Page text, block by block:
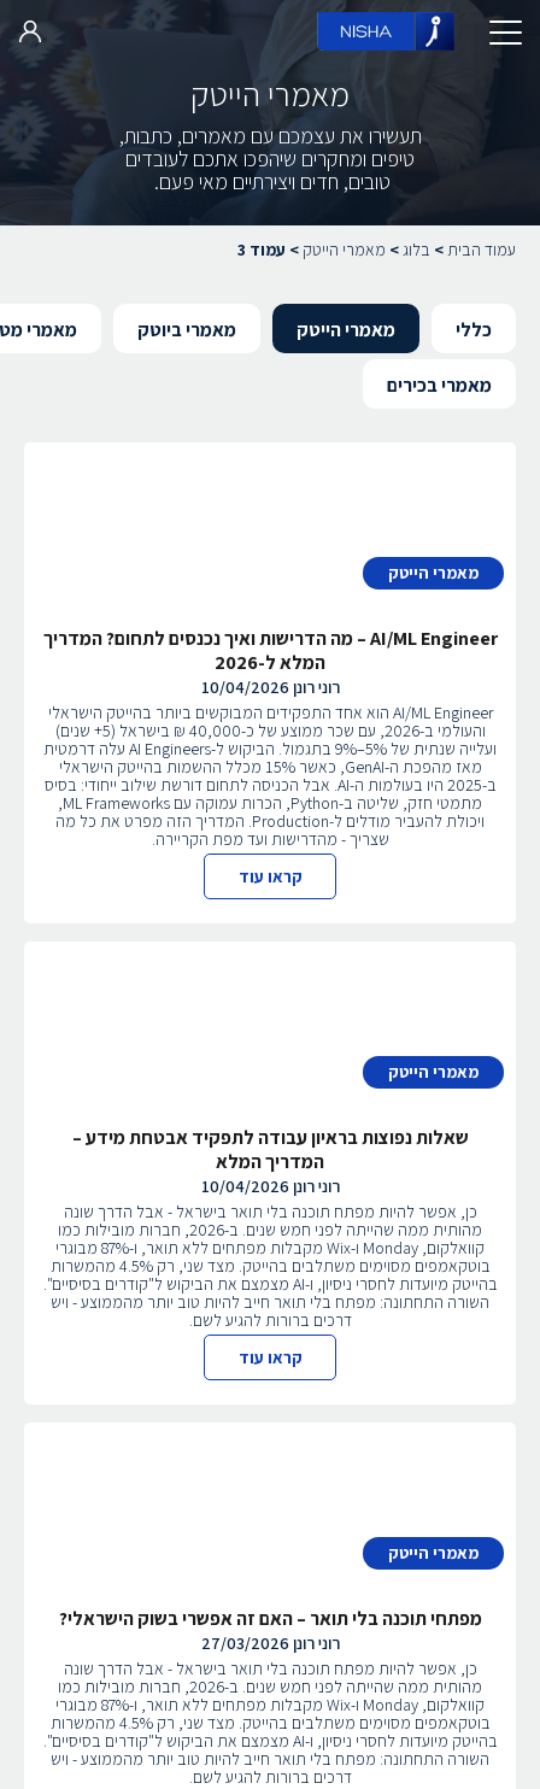
מאמרי הייטק
תעשירו את עצמכם עם מאמרים, כתבות,
טיפים ומחקרים שיהפכו אתכם לעובדים
טובים, חדים ויצירתיים מאי פעם.
עמוד הבית> בלוג> מאמרי הייטק > עמוד 3
כללי מאמרי הייטק מאמרי ביוטק מאמרי
מאמרי בכירים
מאמרי הייטק
AI/ML Engineer – מה הדרישות ואיך נכנסים לתחום? המדריך
המלא ל-2026
רוני רונן 10/04/2026
AI/ML Engineer הוא אחד התפקידים המבוקשים ביותר בהייטק הישראלי
והעולמי ב-2026, עם שכר ממוצע של כ-40,000 ₪ בישראל (5+ שנים)
ועלייה שנתית של 5%–9% בתגמול. הביקוש ל-AI Engineers עלה דרמטית
מאז מהפכת ה-GenAI, כאשר 15% מכלל ההשמות בהייטק הישראלי
ב-2025 היו בעולמות ה-AI. אבל הכניסה לתחום דורשת שילוב ייחודי: בסיס
מתמטי חזק, שליטה ב-Python, הכרות עמוקה עם ML Frameworks,
ויכולת להעביר מודלים ל-Production. המדריך הזה מפרט את כל מה
שצריך - מהדרישות ועד מפת הקריירה.
קראו עוד
מאמרי הייטק
שאלות נפוצות בראיון עבודה לתפקיד אבטחת מידע –
המדריך המלא
רוני רונן 10/04/2026
כן, אפשר להיות מפתח תוכנה בלי תואר בישראל - אבל הדרך שונה
מהותית ממה שהייתה לפני חמש שנים. ב-2026, חברות מובילות כמו
קוואלקום, Monday ו-Wix מקבלות מפתחים ללא תואר, ו-87% מבוגרי
בוטקאמפים מסוימים משתלבים בהייטק. מצד שני, רק 4.5% מהמשרות
בהייטק מיועדות לחסרי ניסיון, ו-AI מצמצם את הביקוש ל"קודרים בסיסיים".
השורה התחתונה: מפתח בלי תואר חייב להיות טוב יותר מהממוצע - ויש
דרכים ברורות להגיע לשם.
קראו עוד
מאמרי הייטק
מפתחי תוכנה בלי תואר – האם זה אפשרי בשוק הישראלי?
רוני רונן 27/03/2026
כן, אפשר להיות מפתח תוכנה בלי תואר בישראל - אבל הדרך שונה
מהותית ממה שהייתה לפני חמש שנים. ב-2026, חברות מובילות כמו
קוואלקום, Monday ו-Wix מקבלות מפתחים ללא תואר, ו-87% מבוגרי
בוטקאמפים מסוימים משתלבים בהייטק. מצד שני, רק 4.5% מהמשרות
בהייטק מיועדות לחסרי ניסיון, ו-AI מצמצם את הביקוש ל"קודרים בסיסיים".
השורה התחתונה: מפתח בלי תואר חייב להיות טוב יותר מהממוצע - ויש
דרכים ברורות להגיע לשם.